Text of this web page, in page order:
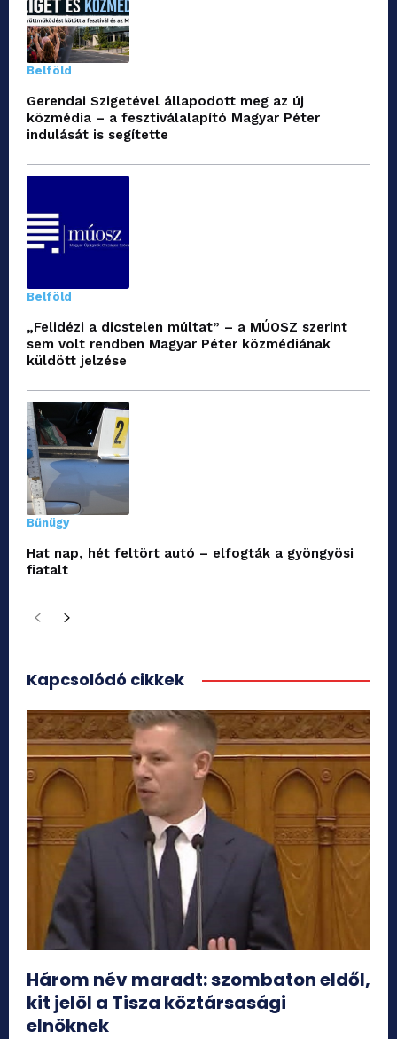
Belföld
Gerendai Szigetével állapodott meg az új
közmédia – a fesztiválalapító Magyar Péter
indulását is segítette
Belföld
„Felidézi a dicstelen múltat” – a MÚOSZ szerint
sem volt rendben Magyar Péter közmédiának
küldött jelzése
Bűnügy
Hat nap, hét feltört autó – elfogták a gyöngyösi
fiatalt
Kapcsolódó cikkek
Három név maradt: szombaton eldől,
kit jelöl a Tisza köztársasági
elnöknek